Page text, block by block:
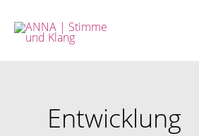
Inhalt
springen
Entwicklung